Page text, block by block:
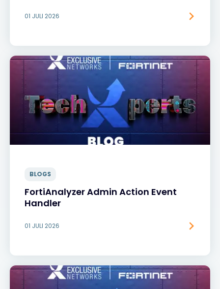
01 JULI 2026
BLOGS
FortiAnalyzer Admin Action Event
Handler
01 JULI 2026